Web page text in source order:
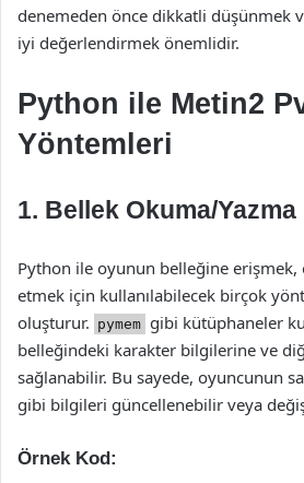
denemeden önce dikkatli düşünmek
iyi değerlendirmek önemlidir.
Python ile Metin2
Yöntemleri
1. Bellek Okuma/Yazma
Python ile oyunun belleğine
etmek için kullanılabilecek birçok
oluşturur. pymem gibi kütüphaneler
belleğindeki karakter bilgilerine ve
sağlanabilir. Bu sayede, oyuncunun
gibi bilgileri güncellenebilir veya
Örnek Kod: